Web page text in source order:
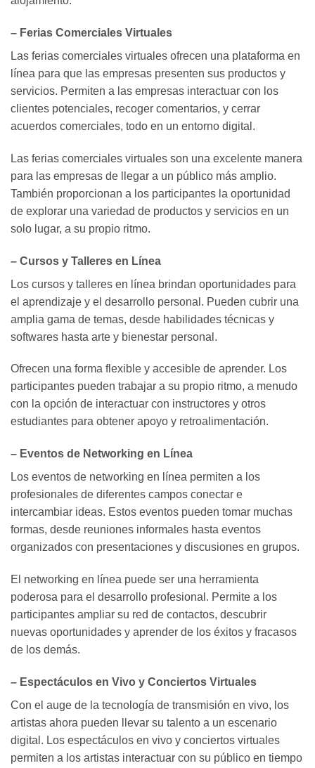
– Ferias Comerciales Virtuales
Las ferias comerciales virtuales ofrecen una plataforma en
línea para que las empresas presenten sus productos y
servicios. Permiten a las empresas interactuar con los
clientes potenciales, recoger comentarios, y cerrar
acuerdos comerciales, todo en un entorno digital.
Las ferias comerciales virtuales son una excelente manera
para las empresas de llegar a un público más amplio.
También proporcionan a los participantes la oportunidad
de explorar una variedad de productos y servicios en un
solo lugar, a su propio ritmo.
– Cursos y Talleres en Línea
Los cursos y talleres en línea brindan oportunidades para
el aprendizaje y el desarrollo personal. Pueden cubrir una
amplia gama de temas, desde habilidades técnicas y
softwares hasta arte y bienestar personal.
Ofrecen una forma flexible y accesible de aprender. Los
participantes pueden trabajar a su propio ritmo, a menudo
con la opción de interactuar con instructores y otros
estudiantes para obtener apoyo y retroalimentación.
– Eventos de Networking en Línea
Los eventos de networking en línea permiten a los
profesionales de diferentes campos conectar e
intercambiar ideas. Estos eventos pueden tomar muchas
formas, desde reuniones informales hasta eventos
organizados con presentaciones y discusiones en grupos.
El networking en línea puede ser una herramienta
poderosa para el desarrollo profesional. Permite a los
participantes ampliar su red de contactos, descubrir
nuevas oportunidades y aprender de los éxitos y fracasos
de los demás.
– Espectáculos en Vivo y Conciertos Virtuales
Con el auge de la tecnología de transmisión en vivo, los
artistas ahora pueden llevar su talento a un escenario
digital. Los espectáculos en vivo y conciertos virtuales
permiten a los artistas interactuar con su público en tiempo